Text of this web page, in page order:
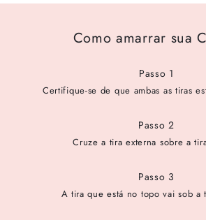
Como amarrar sua
Passo 1
Certifique-se de que ambas as tiras
Passo 2
Cruze a tira externa sobre a
Passo 3
A tira que está no topo vai sob a